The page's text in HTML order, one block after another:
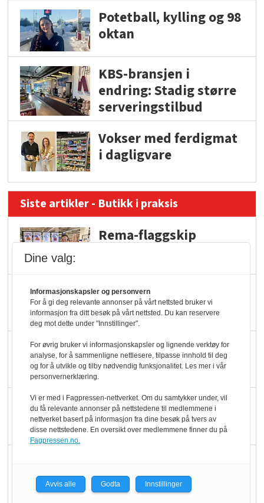
Potetball, kylling og 98
oktan
KBS-bransjen i
endring: Stadig større
serveringstilbud
Vokser med ferdigmat
i dagligvare
Siste artikler - Butikk i praksis
Rema-flaggskip
Slik opprettholdes
ølsalget
Færre varer, men fulle
hyller
KI lager mat i butikken
Rema i 2025
Dine valg:
Informasjonskapsler og personvern
For å gi deg relevante annonser på vårt nettsted bruker vi
informasjon fra ditt besøk på vårt nettsted. Du kan reservere
deg mot dette under "Innstillinger".
For øvrig bruker vi informasjonskapsler og lignende verktøy for
analyse, for å sammenligne nettlesere, tilpasse innhold til deg
og for å utvikle og tilby nødvendig funksjonalitet. Les mer i vår
personvernerklæring.
Vi er med i Fagpressen-nettverket. Om du samtykker under, vil
du få relevante annonser på nettstedene til medlemmene i
nettverket basert på informasjon fra dine besøk på tvers av
disse nettstedene. En oversikt over medlemmene finner du på
Fagpressen.no.
Avvis alle Godta Innstillinger